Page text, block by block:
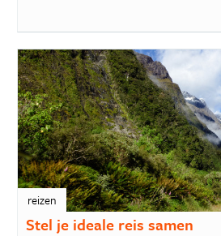
reizen
Stel je ideale reis samen